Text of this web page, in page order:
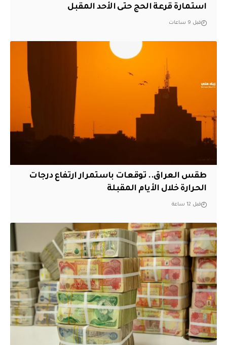
استمارة قرعة الحج حتى الأحد المقبل
قبل 9 ساعات
طقس العراق.. توقعات باستمرار ارتفاع درجات
الحرارة خلال الأيام المقبلة
قبل 12 ساعة